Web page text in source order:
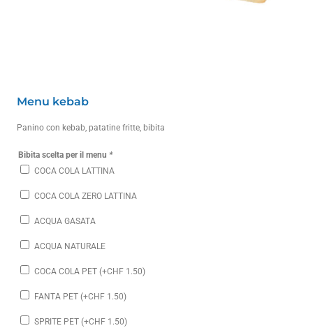
Menu kebab
Panino con kebab, patatine fritte, bibita
Bibita scelta per il menu *
COCA COLA LATTINA
COCA COLA ZERO LATTINA
ACQUA GASATA
ACQUA NATURALE
COCA COLA PET (+CHF 1.50)
FANTA PET (+CHF 1.50)
SPRITE PET (+CHF 1.50)